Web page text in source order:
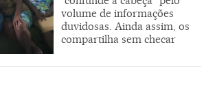
volume de informações
duvidosas. Ainda assim, os
compartilha sem checar